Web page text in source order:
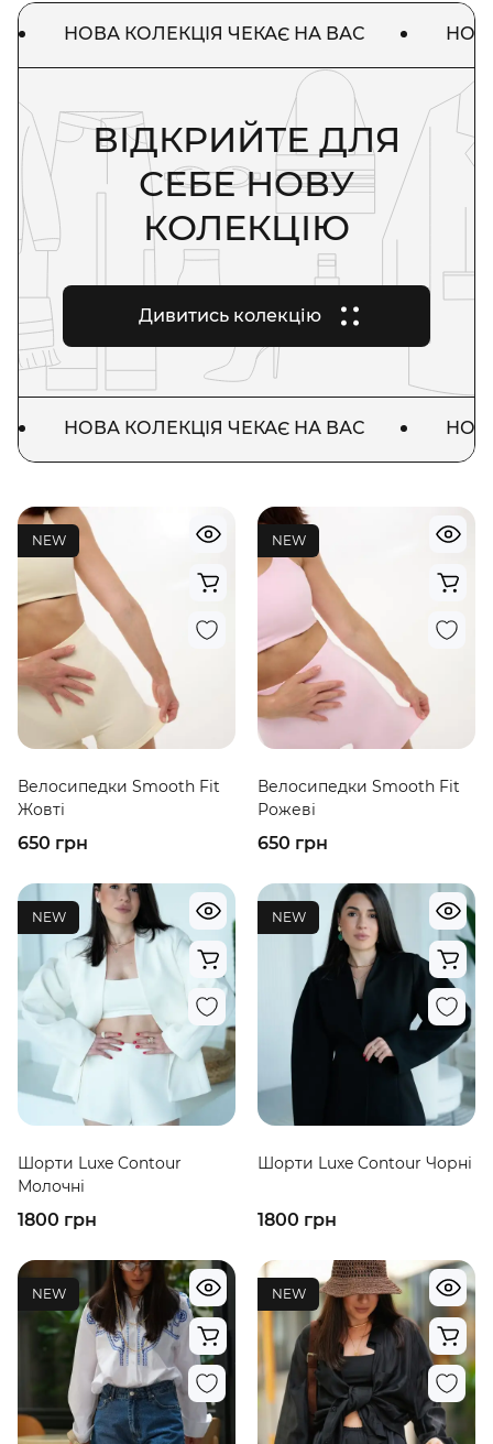
НОВА КОЛЕКЦІЯ ЧЕКАЄ НА ВАС НОВА
ВІДКРИЙТЕ ДЛЯ
СЕБЕ НОВУ
КОЛЕКЦІЮ
Дивитись колекцію
НОВА КОЛЕКЦІЯ ЧЕКАЄ НА ВАС НОВА
NEW
Велосипедки Smooth Fit
Жовті
650 грн
NEW
Велосипедки Smooth Fit
Рожеві
650 грн
NEW
Шорти Luxe Contour
Молочні
1800 грн
NEW
Шорти Luxe Contour Чорні
1800 грн
NEW NEW